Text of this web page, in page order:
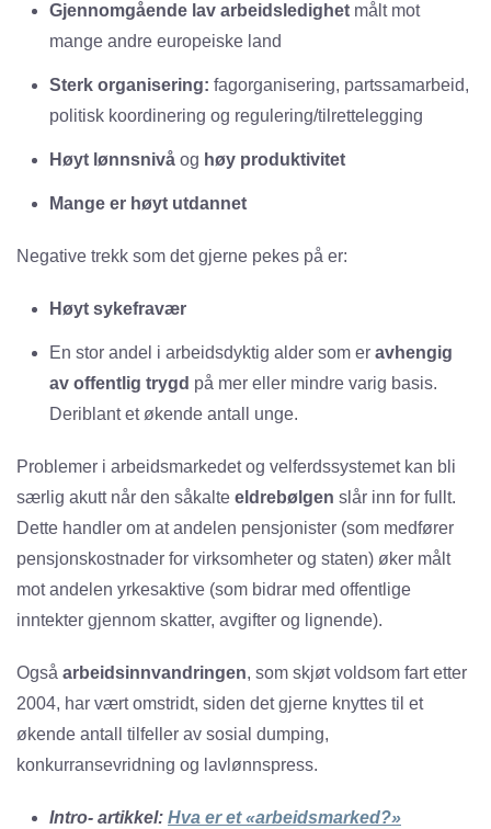
Gjennomgående lav arbeidsledighet målt mot
mange andre europeiske land
Sterk organisering: fagorganisering, partssamarbeid,
politisk koordinering og regulering/tilrettelegging
Høyt lønnsnivå og høy produktivitet
Mange er høyt utdannet
Negative trekk som det gjerne pekes på er:
Høyt sykefravær
En stor andel i arbeidsdyktig alder som er avhengig
av offentlig trygd på mer eller mindre varig basis.
Deriblant et økende antall unge.
Problemer i arbeidsmarkedet og velferdssystemet kan bli
særlig akutt når den såkalte eldrebølgen slår inn for fullt.
Dette handler om at andelen pensjonister (som medfører
pensjonskostnader for virksomheter og staten) øker målt
mot andelen yrkesaktive (som bidrar med offentlige
inntekter gjennom skatter, avgifter og lignende).
Også arbeidsinnvandringen, som skjøt voldsom fart etter
2004, har vært omstridt, siden det gjerne knyttes til et
økende antall tilfeller av sosial dumping,
konkurransevridning og lavlønnspress.
Intro- artikkel: Hva er et «arbeidsmarked?»